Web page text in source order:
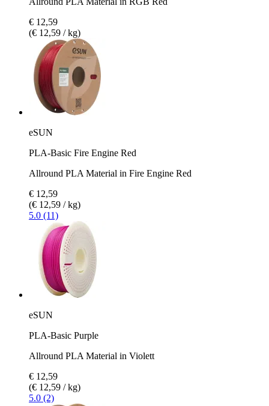
€ 12,59
(€ 12,59 / kg)
eSUN
PLA-Basic Fire Engine Red
Allround PLA Material in Fire Engine Red
€ 12,59
(€ 12,59 / kg)
5.0 (11)
eSUN
PLA-Basic Purple
Allround PLA Material in Violett
€ 12,59
(€ 12,59 / kg)
5.0 (2)